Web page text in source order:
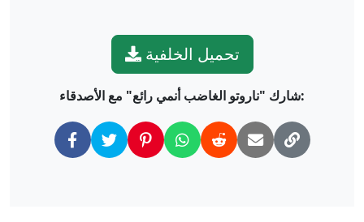
تحميل الخلفية
شارك "ناروتو الغاضب أنمي رائع" مع الأصدقاء: